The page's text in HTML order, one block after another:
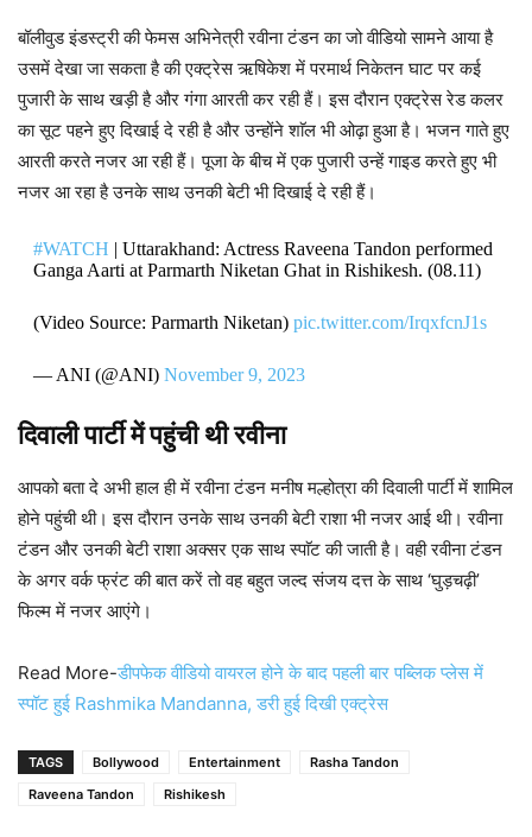
बॉलीवुड इंडस्ट्री की फेमस अभिनेत्री रवीना टंडन का जो वीडियो सामने आया है
उसमें देखा जा सकता है की एक्ट्रेस ऋषिकेश में परमार्थ निकेतन घाट पर कई
पुजारी के साथ खड़ी है और गंगा आरती कर रही हैं। इस दौरान एक्ट्रेस रेड कलर
का सूट पहने हुए दिखाई दे रही है और उन्होंने शाॅल भी ओढ़ा हुआ है। भजन गाते हुए
आरती करते नजर आ रही हैं। पूजा के बीच में एक पुजारी उन्हें गाइड करते हुए भी
नजर आ रहा है उनके साथ उनकी बेटी भी दिखाई दे रही हैं।
#WATCH | Uttarakhand: Actress Raveena Tandon performed
Ganga Aarti at Parmarth Niketan Ghat in Rishikesh. (08.11)
(Video Source: Parmarth Niketan) pic.twitter.com/IrqxfcnJ1s
— ANI (@ANI) November 9, 2023
दिवाली पार्टी में पहुंची थी रवीना
आपको बता दे अभी हाल ही में रवीना टंडन मनीष मल्होत्रा की दिवाली पार्टी में शामिल
होने पहुंची थी। इस दौरान उनके साथ उनकी बेटी राशा भी नजर आई थी। रवीना
टंडन और उनकी बेटी राशा अक्सर एक साथ स्पाॅट की जाती है। वही रवीना टंडन
के अगर वर्क फ्रंट की बात करें तो वह बहुत जल्द संजय दत्त के साथ ‘घुड़चढ़ी’
फिल्म में नजर आएंगे।
Read More-डीपफेक वीडियो वायरल होने के बाद पहली बार पब्लिक प्लेस में
स्पॉट हुई Rashmika Mandanna, डरी हुई दिखी एक्ट्रेस
TAGS Bollywood Entertainment
Rasha Tandon
Raveena Tandon
Rishikesh